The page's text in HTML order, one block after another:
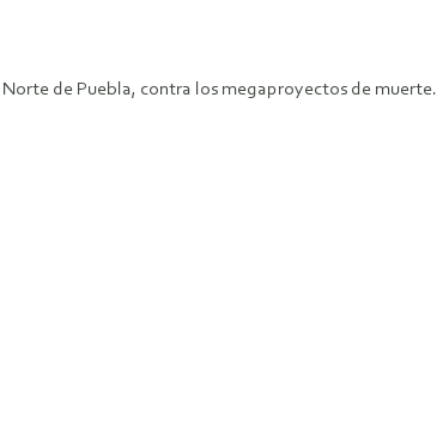
de Puebla, contra los megaproyectos de muerte.